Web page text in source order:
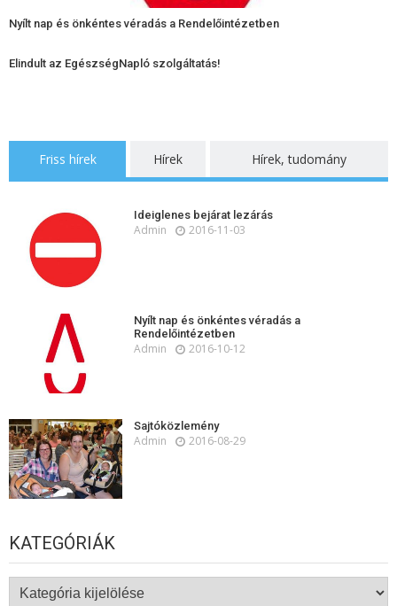
Nyílt nap és önkéntes véradás a Rendelőintézetben
Elindult az EgészségNapló szolgáltatás!
Friss hírek Hírek Hírek, tudomány
Ideiglenes bejárat lezárás
Admin 2016-11-03
Nyílt nap és önkéntes véradás a
Rendelőintézetben
Admin 2016-10-12
Sajtóközlemény
Admin 2016-08-29
KATEGÓRIÁK
Kategóriák